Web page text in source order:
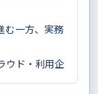
む一方、実務
ウド・利用企